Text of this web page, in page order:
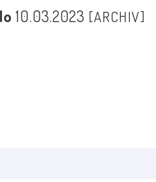
10.03.2023 [ARCHIV]